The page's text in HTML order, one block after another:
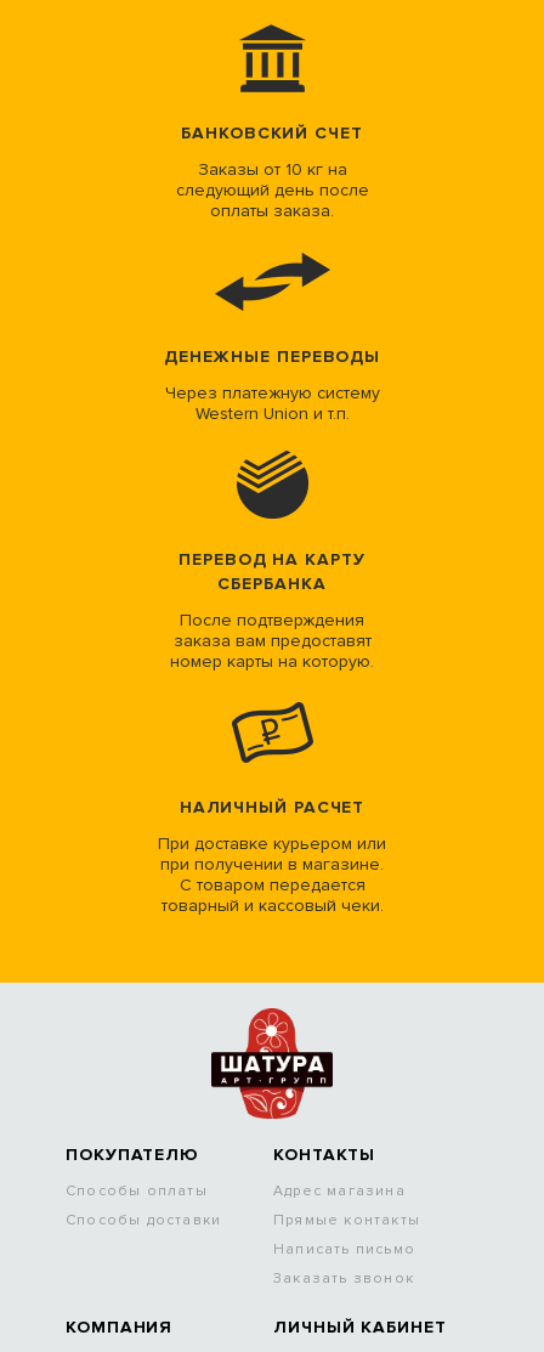
БАНКОВСКИЙ СЧЕТ
Заказы от 10 кг на
следующий день после
оплаты заказа.
ДЕНЕЖНЫЕ ПЕРЕВОДЫ
Через платежную систему
Western Union и т.п.
ПЕРЕВОД НА КАРТУ
СБЕРБАНКА
После подтверждения
заказа вам предоставят
номер карты на которую.
НАЛИЧНЫЙ РАСЧЕТ
При доставке курьером или
при получении в магазине.
С товаром передается
товарный и кассовый чеки.
ПОКУПАТЕЛЮ
Способы оплаты
Способы доставки
КОНТАКТЫ
Адрес магазина
Прямые контакты
Написать письмо
Заказать звонок
КОМПАНИЯ ЛИЧНЫЙ КАБИНЕТ